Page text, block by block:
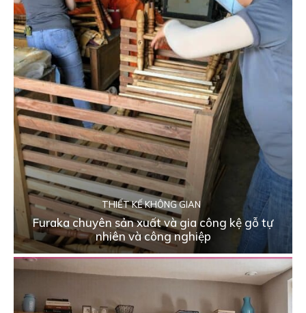
THIẾT KẾ KHÔNG GIAN
Furaka chuyên sản xuất và gia công kệ gỗ tự
nhiên và công nghiệp